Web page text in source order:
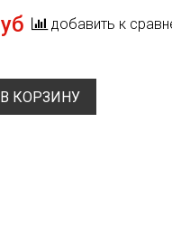
добавить к
В КОРЗИНУ